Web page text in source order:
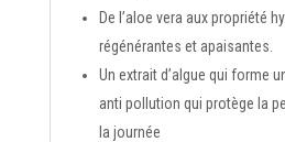
De l’aloe vera aux propriété
régénérantes et apaisantes.
Un extrait d’algue qui forme
anti pollution qui protège la
la journée